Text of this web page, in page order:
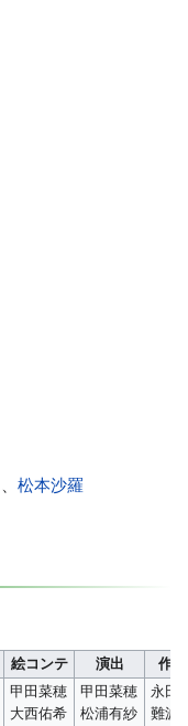
、松本沙羅
絵コンテ 演出 作
甲田菜穂
大西佑希
甲田菜穂
松浦有紗
永田
難波